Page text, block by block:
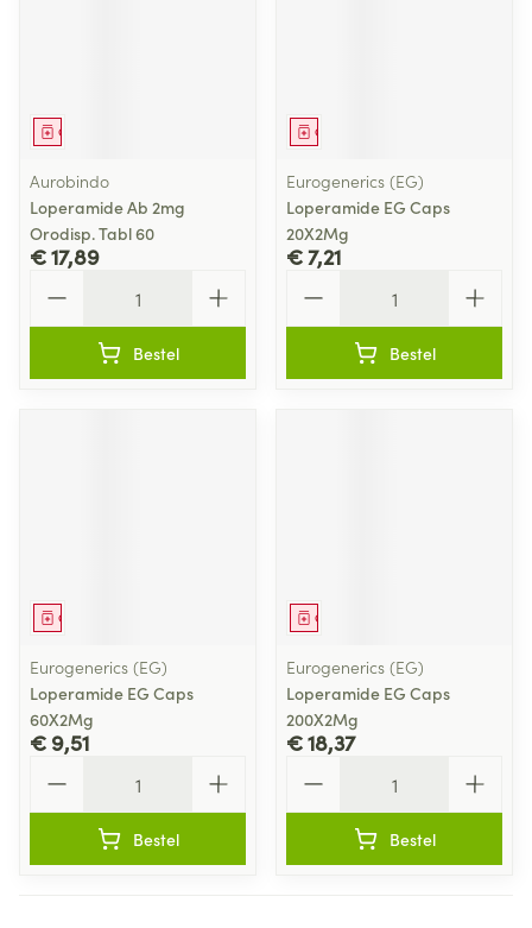
Geneesmiddel
Aurobindo
Loperamide Ab 2mg
Orodisp. Tabl 60
€ 17,89
Bestel
Geneesmiddel
Eurogenerics (EG)
Loperamide EG Caps
20X2Mg
€ 7,21
Bestel
Geneesmiddel
Eurogenerics (EG)
Loperamide EG Caps
60X2Mg
€ 9,51
Bestel
Geneesmiddel
Eurogenerics (EG)
Loperamide EG Caps
200X2Mg
€ 18,37
Bestel